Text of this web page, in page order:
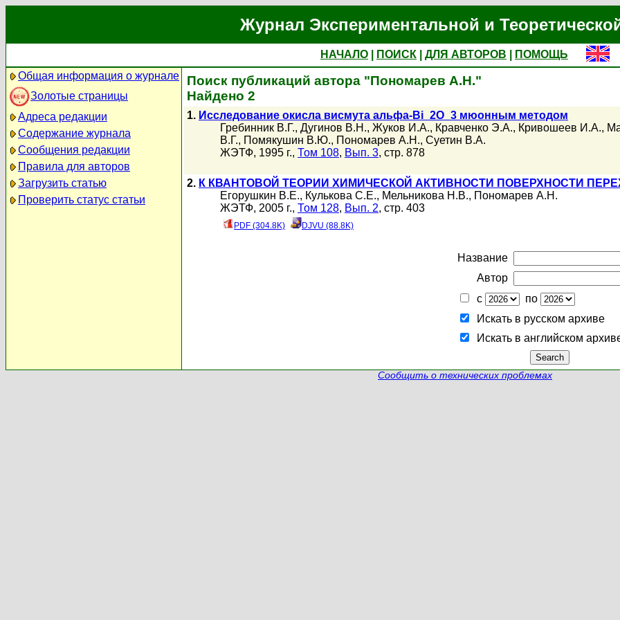
Журнал Экспериментальной и
НАЧАЛО ПОИСК ДЛЯ АВТОРОВ
ПОМОЩЬ
Общая информация о журнале
Золотые страницы
Адреса редакции
Содержание журнала
Сообщения редакции
Правила для авторов
Загрузить статью
Проверить статус статьи
Поиск публикаций автора "Пономарев А.Н."
Найдено 2
1. Исследование окисла висмута альфа-Bi_2O_3 мюонным методом
Гребинник В.Г., Дугинов В.Н., Жуков И.А., Кравченко Э.А., Кривошеев И.А.,
В.Г., Помякушин В.Ю., Пономарев А.Н., Суетин В.А.
ЖЭТФ, 1995 г., Том 108, Вып. 3, стр. 878
2. К КВАНТОВОЙ ТЕОРИИ ХИМИЧЕСКОЙ АКТИВНОСТИ ПОВЕРХНОСТИ
Егорушкин В.Е., Кулькова С.Е., Мельникова Н.В., Пономарев А.Н.
ЖЭТФ, 2005 г., Том 128, Вып. 2, стр. 403
PDF (304.8K) DJVU (88.8K)
Название
Автор
с
по
Искать в русском архиве
Искать в английском
Сообщить о технических проблемах